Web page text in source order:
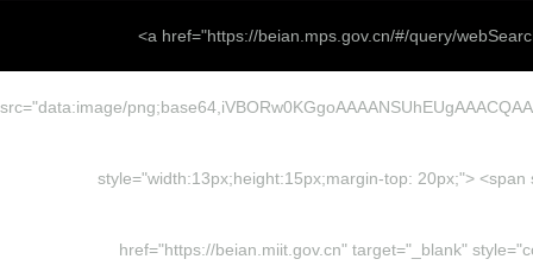
<a href="https://beian.mps.gov.cn/#/query/
src="data:image/
style="width:13px;height:15px;margin-top: 20px;">
href="https://beian.miit.gov.cn" target="_blank"